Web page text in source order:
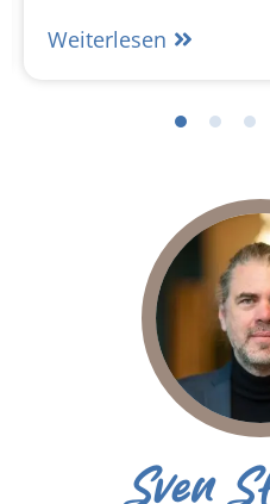
Weiterlesen
Sven